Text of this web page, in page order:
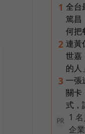
1 全台
篤昌
何把
2 連黃
世嘉
的人
3 一張
關卡
式，
PR
1
企